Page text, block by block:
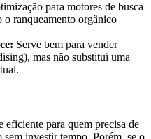
para motores de busca
o ranqueamento orgânico
Serve bem para vender
mas não substitui uma
eficiente para quem precisa de
investir tempo. Porém, se o